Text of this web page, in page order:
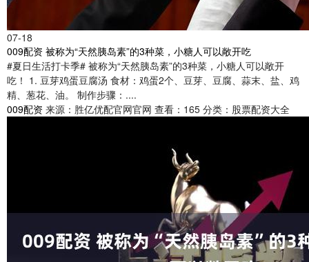
07-18
009配资 被称为“天然胰岛素”的3种菜，小糖人可以敞开吃
#夏日生活打卡季#​ 被称为“天然胰岛素”的3种菜，小糖人可以敞开
吃！ 1. 豆芽鸡蛋豆腐汤 食材：鸡蛋2个、豆芽、豆腐、蒜末、盐、鸡
精、葱花、油。 制作步骤：....
009配资 来源：胜亿优配官网官网 查看：165 分类：股票配资大全